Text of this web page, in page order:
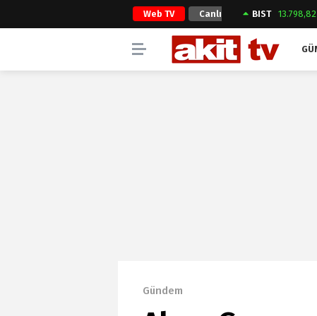
Web TV Canlı
Yayın
BIST 13.798,82
Gündem